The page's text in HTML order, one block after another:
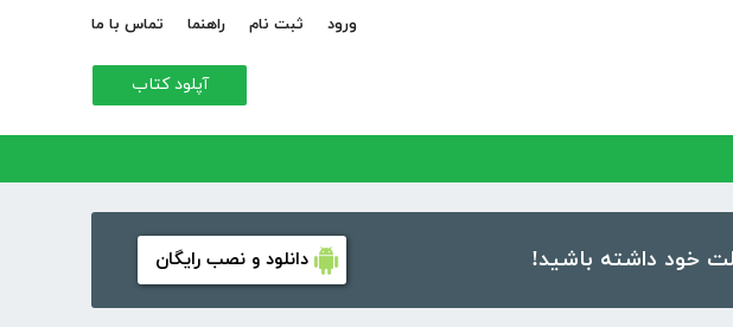
ورود ثبت نام راهنما تماس با ما
آپلود کتاب
دانلود و نصب رایگان